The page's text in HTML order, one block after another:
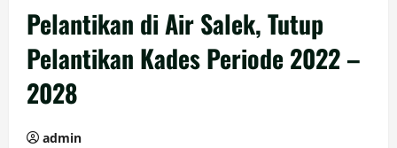
Pelantikan di Air Salek, Tutup
Pelantikan Kades Periode 2022 –
2028
admin